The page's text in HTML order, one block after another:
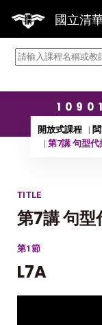
國立清
開放式課程
第7講 句型代
TITLE
第7講 句型
第1節
L7A